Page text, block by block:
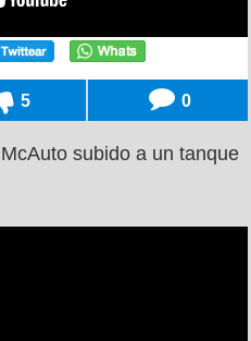
5 0
subido a un tanque